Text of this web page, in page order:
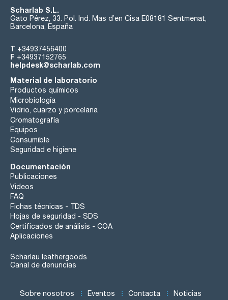
Scharlab S.L.
Gato Pérez, 33. Pol. Ind. Mas d’en Cisa E08181 Sentmenat,
Barcelona, España
T +34937456400
F +34937152765
helpdesk@scharlab.com
Material de laboratorio
Productos químicos
Microbiología
Vidrio, cuarzo y porcelana
Cromatografía
Equipos
Consumible
Seguridad e higiene
Documentación
Publicaciones
Videos
FAQ
Fichas técnicas - TDS
Hojas de seguridad - SDS
Certificados de análisis - COA
Aplicaciones
Scharlau leathergoods
Canal de denuncias
Sobre nosotros Eventos Contacta Noticias